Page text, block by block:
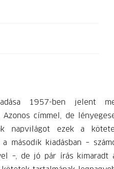
1957-ben jelent
Azonos címmel, de
napvilágot ezek a
második kiadásban –
–, de jó pár írás kimaradt